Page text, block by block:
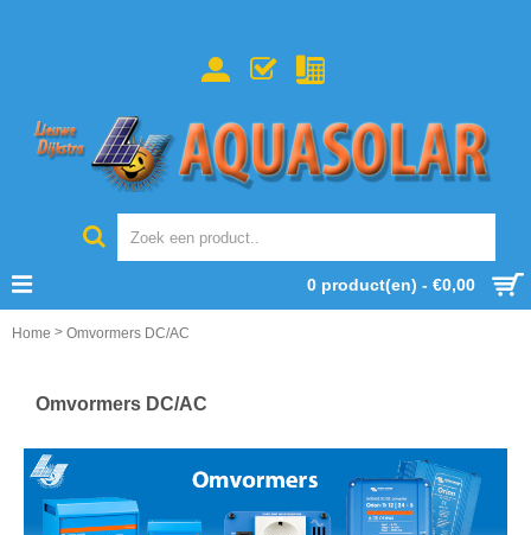
0 product(en) - €0,00
Home > Omvormers DC/AC
Omvormers DC/AC